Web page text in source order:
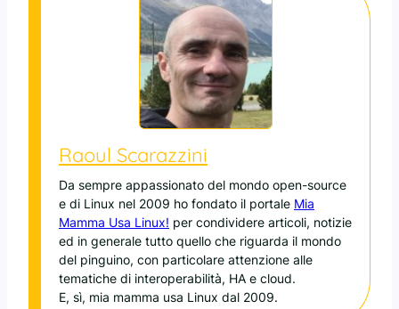
Raoul Scarazzini
Da sempre appassionato del mondo open-source
e di Linux nel 2009 ho fondato il portale Mia
Mamma Usa Linux! per condividere articoli, notizie
ed in generale tutto quello che riguarda il mondo
del pinguino, con particolare attenzione alle
tematiche di interoperabilità, HA e cloud.
E, sì, mia mamma usa Linux dal 2009.